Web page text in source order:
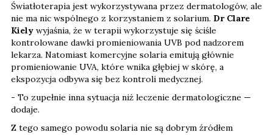
Światłoterapia jest wykorzystywana przez dermatologów, ale
nie ma nic wspólnego z korzystaniem z solarium. Dr Clare
Kiely wyjaśnia, że w terapii wykorzystuje się ściśle
kontrolowane dawki promieniowania UVB pod nadzorem
lekarza. Natomiast komercyjne solaria emitują głównie
promieniowanie UVA, które wnika głębiej w skórę, a
ekspozycja odbywa się bez kontroli medycznej.
- To zupełnie inna sytuacja niż leczenie dermatologiczne —
dodaje.
Z tego samego powodu solaria nie są dobrym źródłem